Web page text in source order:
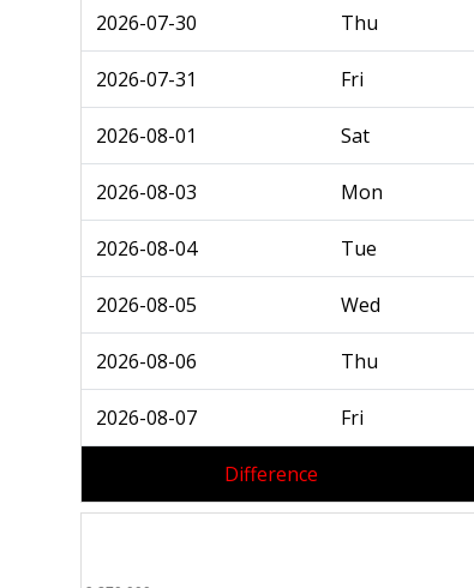
2026-07-30 Thu
2026-07-31 Fri
2026-08-01 Sat
2026-08-03 Mon
2026-08-04 Tue
2026-08-05 Wed
2026-08-06 Thu
2026-08-07 Fri
Difference